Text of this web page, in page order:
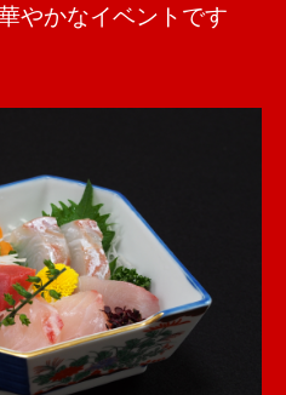
やかなイベントです